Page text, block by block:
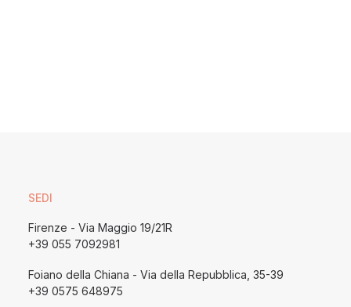
SEDI
Firenze - Via Maggio 19/21R
+39 055 7092981
Foiano della Chiana - Via della Repubblica, 35-39
+39 0575 648975